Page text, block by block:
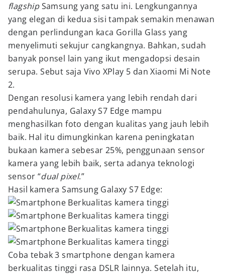
flagshipSamsung yang satu ini. Lengkungannya
yang elegan di kedua sisi tampak semakin menawan
dengan perlindungan kaca Gorilla Glass yang
menyelimuti sekujur cangkangnya. Bahkan, sudah
banyak ponsel lain yang ikut mengadopsi desain
serupa. Sebut saja Vivo XPlay 5 dan Xiaomi Mi Note
2.
Dengan resolusi kamera yang lebih rendah dari
pendahulunya, Galaxy S7 Edge mampu
menghasilkan foto dengan kualitas yang jauh lebih
baik. Hal itu dimungkinkan karena peningkatan
bukaan kamera sebesar 25%, penggunaan sensor
kamera yang lebih baik, serta adanya teknologi
sensor “dual pixel.”
Hasil kamera Samsung Galaxy S7 Edge:
Coba tebak 3 smartphone dengan kamera
berkualitas tinggi rasa DSLR lainnya. Setelah itu,